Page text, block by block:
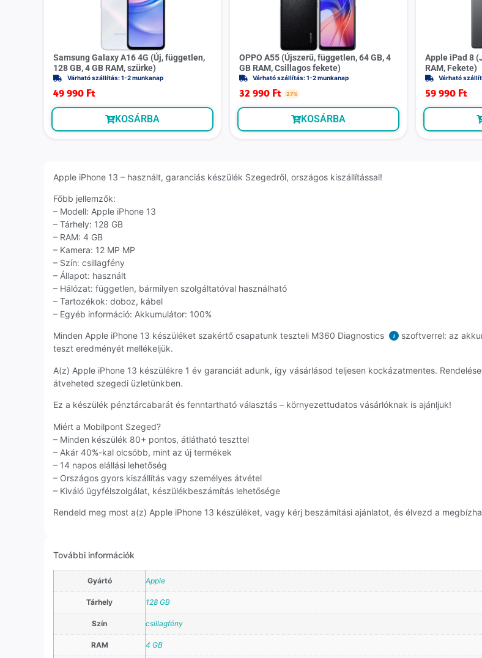
Samsung Galaxy A16 4G (Új, független,
128 GB, 4 GB RAM, szürke)
Várható szállítás: 1-2 munkanap
49 990 Ft
KOSÁRBA
OPPO A55 (Újszerű, független, 64 GB, 4
GB RAM, Csillagos fekete)
Várható szállítás: 1-2 munkanap
32 990 Ft 27%
KOSÁRBA
Apple iPad 8
RAM, Fekete)
Várható
59 990 Ft
Apple iPhone 13 – használt, garanciás készülék Szegedről, országos kiszállítással!
Főbb jellemzők:
– Modell: Apple iPhone 13
– Tárhely: 128 GB
– RAM: 4 GB
– Kamera: 12 MP MP
– Szín: csillagfény
– Állapot: használt
– Hálózat: független, bármilyen szolgáltatóval használható
– Tartozékok: doboz, kábel
– Egyéb információ: Akkumulátor: 100%
Minden Apple iPhone 13 készüléket szakértő csapatunk teszteli M360 Diagnostics i
szoftverrel: az
teszt eredményét mellékeljük.
A(z) Apple iPhone 13 készülékre 1 év garanciát adunk, így vásárlásod teljesen kockázatmentes.
átveheted szegedi üzletünkben.
Ez a készülék pénztárcabarát és fenntartható választás – környezettudatos vásárlóknak is ajánljuk!
Miért a Mobilpont Szeged?
– Minden készülék 80+ pontos, átlátható teszttel
– Akár 40%-kal olcsóbb, mint az új termékek
– 14 napos elállási lehetőség
– Országos gyors kiszállítás vagy személyes átvétel
– Kiváló ügyfélszolgálat, készülékbeszámítás lehetősége
Rendeld meg most a(z) Apple iPhone 13 készüléket, vagy kérj beszámítási ajánlatot, és élvezd a
További információk
Gyártó Apple
Tárhely 128 GB
Szín csillagfény
RAM 4 GB